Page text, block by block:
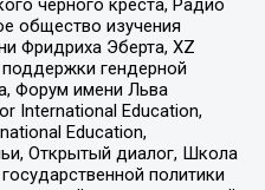
черного креста, Радио
общество изучения
Фридриха Эберта, XZ
гендерной
Форум имени Льва
International Education,
Education,
Открытый диалог, Школа
политики